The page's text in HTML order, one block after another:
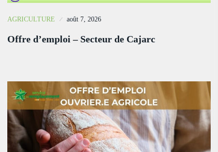
AGRICULTURE août 7, 2026
Offre d’emploi – Secteur de Cajarc